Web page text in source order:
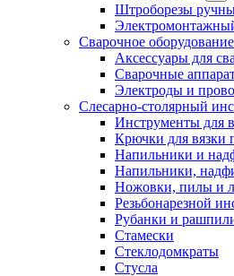
Штроборезы
Сварочное оборудование
Аксессуары для
Сварочные
Электроды и
Слесарно-столярный
Инструменты для
Крючки для вязки
Напильники и
Напильники,
Ножовки, пилы и
Резьбонарезной
Рубанки и
Стамески
Стеклодомкраты
Стусла